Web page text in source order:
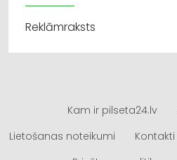
Reklāmraksts
Kam ir pilseta24.lv
Lietošanas noteikumi
Kontakti